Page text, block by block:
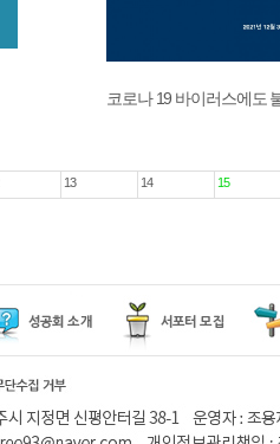
코로나 19 바이러스에도
13 14 15